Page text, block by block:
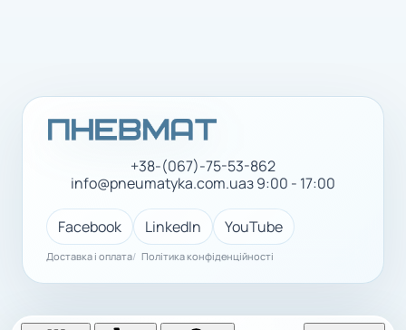
+38-(067)-75-53-862
info@pneumatyka.com.uaз 9:00 - 17:00
Facebook LinkedIn YouTube
Доставка і оплата Політика конфіденційності